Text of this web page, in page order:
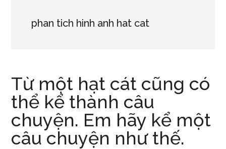
phan tich hinh anh hat cat
Từ một hạt cát cũng có
thể kể thành câu
chuyện. Em hãy kể một
câu chuyện như thế.